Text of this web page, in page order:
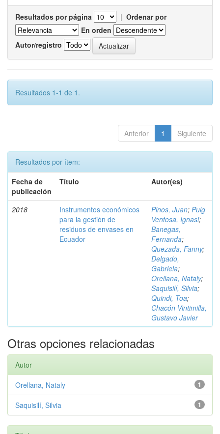
Resultados por página | Ordenar por
En orden
Autor/registro
Resultados 1-1 de 1.
Anterior 1 Siguiente
Resultados por ítem:
Fecha de
publicación
Título Autor(es)
2018
Instrumentos económicos
para la gestión de
residuos de envases en
Ecuador
Pinos, Juan; Puig
Ventosa, Ignasi;
Banegas,
Fernanda;
Quezada, Fanny;
Delgado,
Gabriela;
Orellana, Nataly;
Saquisilí, Silvia;
Quindi, Toa;
Chacón Vintimilla,
Gustavo Javier
Otras opciones relacionadas
Autor
1
Orellana, Nataly
1
Saquisilí, Silvia